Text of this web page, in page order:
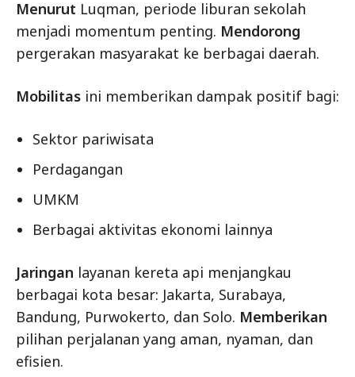
Menurut Luqman, periode liburan sekolah
menjadi momentum penting. Mendorong
pergerakan masyarakat ke berbagai daerah.
Mobilitas ini memberikan dampak positif bagi:
Sektor pariwisata
Perdagangan
UMKM
Berbagai aktivitas ekonomi lainnya
Jaringan layanan kereta api menjangkau
berbagai kota besar: Jakarta, Surabaya,
Bandung, Purwokerto, dan Solo. Memberikan
pilihan perjalanan yang aman, nyaman, dan
efisien.